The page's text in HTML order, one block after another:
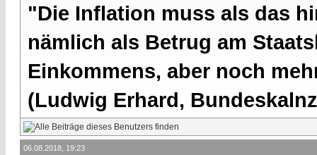
"Die Inflation muss als das
nämlich als Betrug am
Einkommens, aber noch
(Ludwig Erhard,
06.08.2018, 19:23